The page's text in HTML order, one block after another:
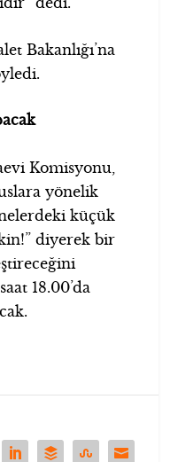
Bakanlığı’na
Komisyonu,
yönelik
küçük
diyerek bir
18.00’da